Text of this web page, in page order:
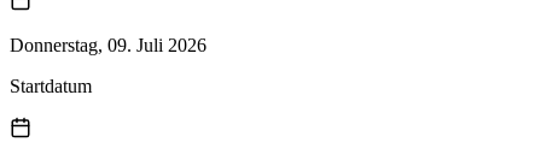
Donnerstag, 09. Juli 2026
Startdatum